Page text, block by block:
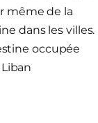
même de la
dans les villes.
occupée